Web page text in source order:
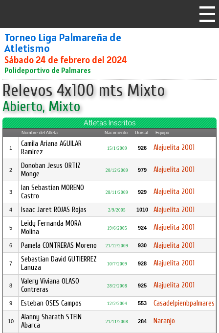
Torneo Liga Palmareña de
Atletismo
Sábado 24 de febrero del 2024
Polideportivo de Palmares
Relevos 4x100 mts Mixto
Abierto, Mixto
Atletas Inscritos
Nombre del Atleta Nacimiento Dorsal Equipo
1
Camila Ariana AGUILAR
Ramirez
15/1/2009 926 Alajuelita 2001
2
Donoban Jesus ORTIZ
Monge
20/12/2009 979 Alajuelita 2001
3
Ian Sebastian MORENO
Castro
28/11/2009 929 Alajuelita 2001
4 Isaac Jaret ROJAS Rojas 2/9/2005 1010 Alajuelita 2001
5
Leidy Fernanda MORA
Molina
19/6/2005 924 Alajuelita 2001
6 Pamela CONTRERAS Moreno 21/12/2009 930 Alajuelita 2001
7
Sebastian David GUTIERREZ
Lanuza
10/7/2009 928 Alajuelita 2001
8
Valery Viviana OLASO
Contreras
28/2/2008 925 Alajuelita 2001
9 Esteban OSES Campos 12/2/2004 553 Casadelpienbpalmares
10
Alanny Sharath STEIN
Abarca
21/11/2008 284 Naranjo